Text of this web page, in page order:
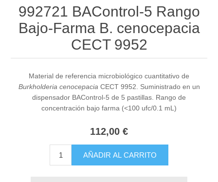
992721 BAControl-5 Rango
Bajo-Farma B. cenocepacia
CECT 9952
Material de referencia microbiológico cuantitativo de
Burkholderia cenocepacia CECT 9952. Suministrado en un
dispensador BAControl-5 de 5 pastillas. Rango de
concentración bajo farma (<100 ufc/0.1 mL)
112,00 €
AÑADIR AL CARRITO